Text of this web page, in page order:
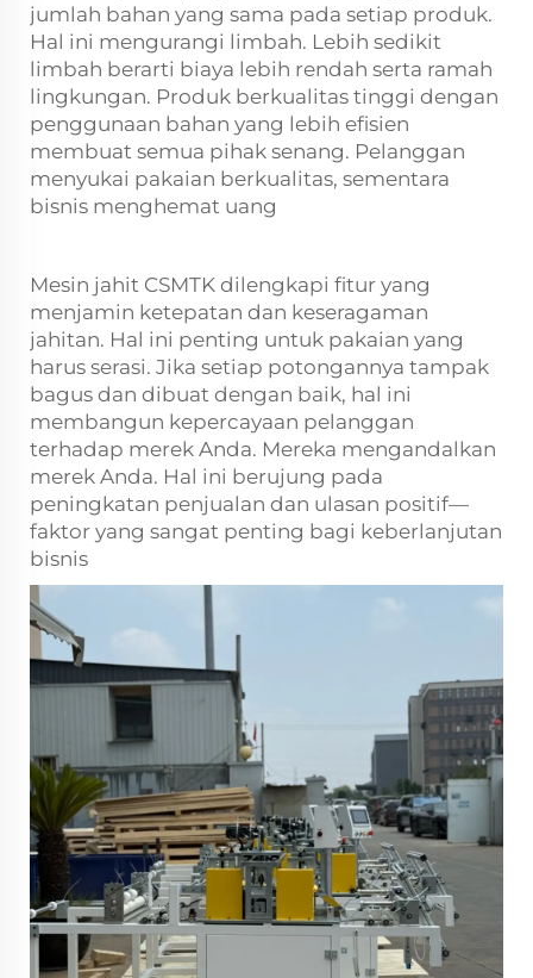
jumlah bahan yang sama pada setiap produk.
Hal ini mengurangi limbah. Lebih sedikit
limbah berarti biaya lebih rendah serta ramah
lingkungan. Produk berkualitas tinggi dengan
penggunaan bahan yang lebih efisien
membuat semua pihak senang. Pelanggan
menyukai pakaian berkualitas, sementara
bisnis menghemat uang
Mesin jahit CSMTK dilengkapi fitur yang
menjamin ketepatan dan keseragaman
jahitan. Hal ini penting untuk pakaian yang
harus serasi. Jika setiap potongannya tampak
bagus dan dibuat dengan baik, hal ini
membangun kepercayaan pelanggan
terhadap merek Anda. Mereka mengandalkan
merek Anda. Hal ini berujung pada
peningkatan penjualan dan ulasan positif—
faktor yang sangat penting bagi keberlanjutan
bisnis